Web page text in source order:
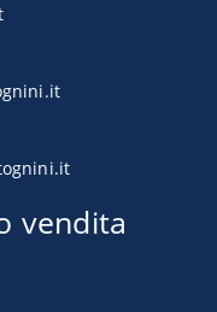
vendita